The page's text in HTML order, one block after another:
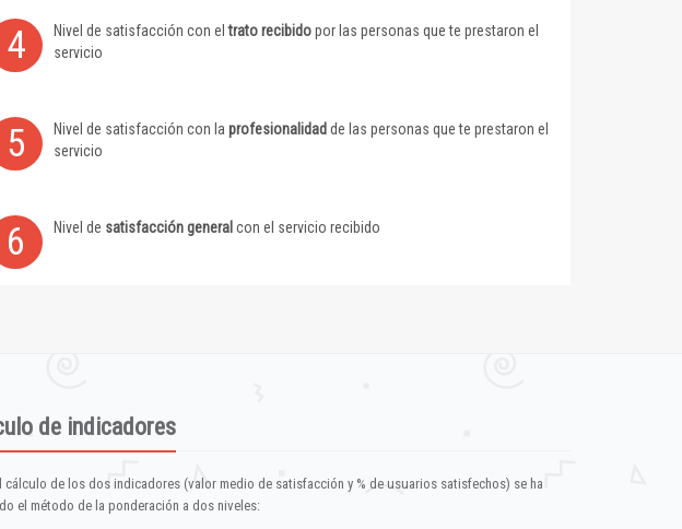
4 Nivel de satisfacción con eltrato recibidopor las personas que te prestaron el
servicio
5 Nivel de satisfacción con la profesionalidad de las personas que te prestaron el
servicio
6 Nivel de satisfacción general con el servicio recibido
de indicadores
cálculo de los dos indicadores (valor medio de satisfacción y % de usuarios satisfechos) se ha
el método de la ponderación a dos niveles: